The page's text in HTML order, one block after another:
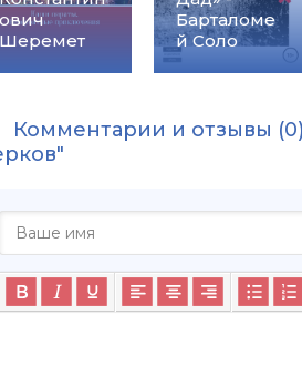
ович
Шеремет
Барталоме
й Соло
Комментарии и отзывы